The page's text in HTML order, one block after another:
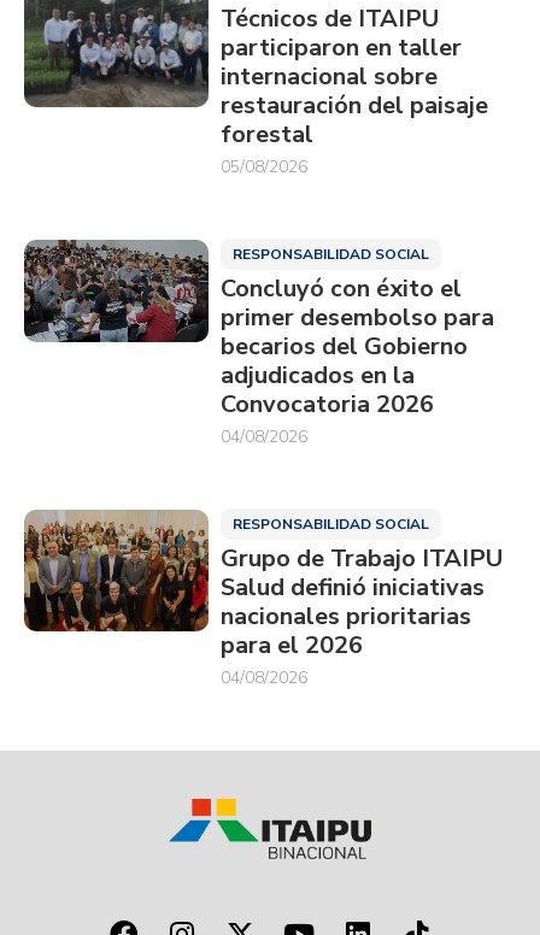
Técnicos de ITAIPU
participaron en taller
internacional sobre
restauración del paisaje
forestal
05/08/2026
RESPONSABILIDAD SOCIAL
Concluyó con éxito el
primer desembolso para
becarios del Gobierno
adjudicados en la
Convocatoria 2026
04/08/2026
RESPONSABILIDAD SOCIAL
Grupo de Trabajo ITAIPU
Salud definió iniciativas
nacionales prioritarias
para el 2026
04/08/2026